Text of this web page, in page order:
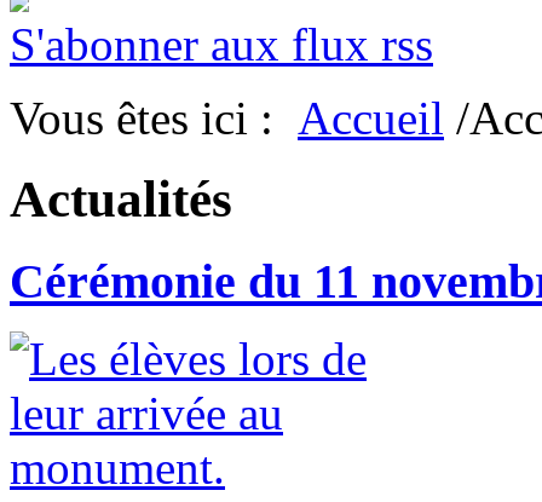
S'abonner aux flux rss
Vous êtes ici : Accueil /
Actualités
Cérémonie du 11